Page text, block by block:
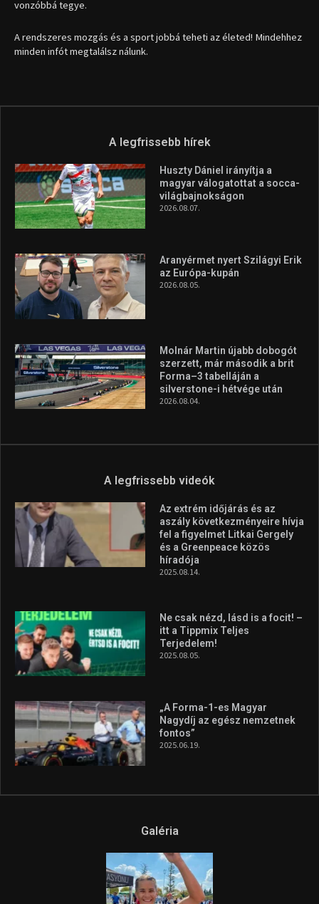
vonzóbbá tegye.
A rendszeres mozgás és a sport jobbá teheti az életed! Mindehhez
minden infót megtalálsz nálunk.
A legfrissebb hírek
Huszty Dániel irányítja a
magyar válogatottat a socca-
világbajnokságon
2026.08.07.
Aranyérmet nyert Szilágyi Erik
az Európa-kupán
2026.08.05.
Molnár Martin újabb dobogót
szerzett, már második a brit
Forma–3 tabelláján a
silverstone-i hétvége után
2026.08.04.
A legfrissebb videók
Az extrém időjárás és az
aszály következményeire hívja
fel a figyelmet Litkai Gergely
és a Greenpeace közös
híradója
2025.08.14.
Ne csak nézd, lásd is a focit! –
itt a Tippmix Teljes
Terjedelem!
2025.08.05.
„A Forma-1-es Magyar
Nagydíj az egész nemzetnek
fontos”
2025.06.19.
Galéria